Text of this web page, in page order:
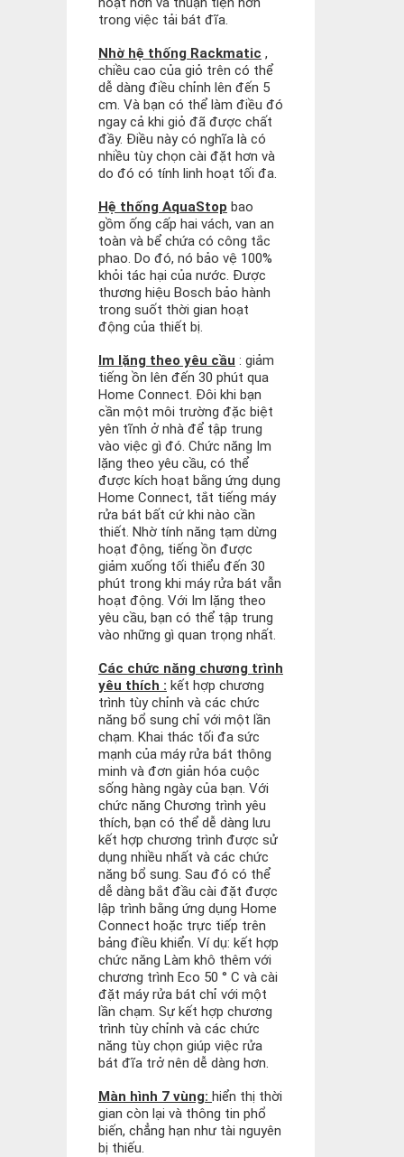
trong việc tải bát đĩa.
Nhờ hệ thống Rackmatic ,
chiều cao của giỏ trên có thể
dễ dàng điều chỉnh lên đến 5
cm. Và bạn có thể làm điều đó
ngay cả khi giỏ đã được chất
đầy. Điều này có nghĩa là có
nhiều tùy chọn cài đặt hơn và
do đó có tính linh hoạt tối đa.
Hệ thống AquaStop bao
gồm ống cấp hai vách, van an
toàn và bể chứa có công tắc
phao. Do đó, nó bảo vệ 100%
khỏi tác hại của nước. Được
thương hiệu Bosch bảo hành
trong suốt thời gian hoạt
động của thiết bị.
Im lặng theo yêu cầu : giảm
tiếng ồn lên đến 30 phút qua
Home Connect. Đôi khi bạn
cần một môi trường đặc biệt
yên tĩnh ở nhà để tập trung
vào việc gì đó. Chức năng Im
lặng theo yêu cầu, có thể
được kích hoạt bằng ứng dụng
Home Connect, tắt tiếng máy
rửa bát bất cứ khi nào cần
thiết. Nhờ tính năng tạm dừng
hoạt động, tiếng ồn được
giảm xuống tối thiểu đến 30
phút trong khi máy rửa bát vẫn
hoạt động. Với Im lặng theo
yêu cầu, bạn có thể tập trung
vào những gì quan trọng nhất.
Các chức năng chương trình
yêu thích : kết hợp chương
trình tùy chỉnh và các chức
năng bổ sung chỉ với một lần
chạm. Khai thác tối đa sức
mạnh của máy rửa bát thông
minh và đơn giản hóa cuộc
sống hàng ngày của bạn. Với
chức năng Chương trình yêu
thích, bạn có thể dễ dàng lưu
kết hợp chương trình được sử
dụng nhiều nhất và các chức
năng bổ sung. Sau đó có thể
dễ dàng bắt đầu cài đặt được
lập trình bằng ứng dụng Home
Connect hoặc trực tiếp trên
bảng điều khiển. Ví dụ: kết hợp
chức năng Làm khô thêm với
chương trình Eco 50 ° C và cài
đặt máy rửa bát chỉ với một
lần chạm. Sự kết hợp chương
trình tùy chỉnh và các chức
năng tùy chọn giúp việc rửa
bát đĩa trở nên dễ dàng hơn.
Màn hình 7 vùng: hiển thị thời
gian còn lại và thông tin phổ
biến, chẳng hạn như tài nguyên
bị thiếu.